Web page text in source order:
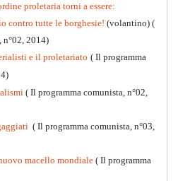
proletaria torni a essere:
contro tutte le borghesie! (volantino) (
n°02, 2014)
e il proletariato ( Il programma
( Il programma comunista, n°02,
( Il programma comunista, n°03,
macello mondiale ( Il programma